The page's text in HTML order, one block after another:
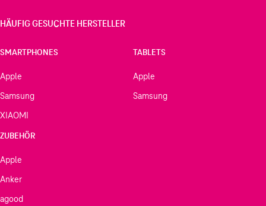
HÄUFIG GESUCHTE HERSTELLER
SMARTPHONES
Apple
Samsung
XIAOMI
TABLETS
Apple
Samsung
ZUBEHÖR
Apple
Anker
agood